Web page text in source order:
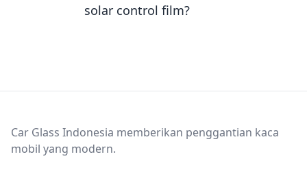
solar control film?
Car Glass Indonesia memberikan penggantian kaca
mobil yang modern.